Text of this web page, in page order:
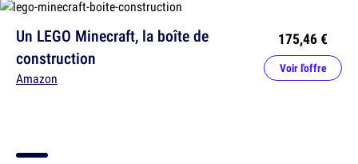
Un LEGO Minecraft, la boîte de
construction
Amazon
175,46 €
Voir l'offre